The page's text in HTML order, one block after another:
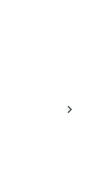
navigate_next